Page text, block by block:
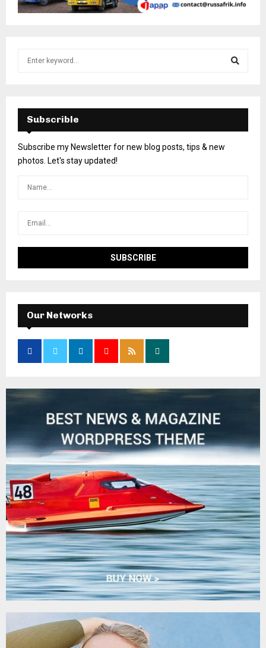
Subscrible
Subscribe my Newsletter for new blog posts, tips & new
photos. Let's stay updated!
Our Networks